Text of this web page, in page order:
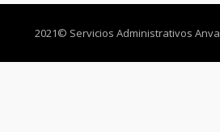
2021© Servicios Administrativos Anva